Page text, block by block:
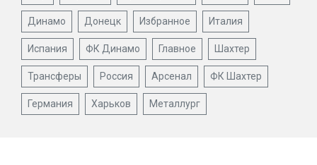
Динамо Донецк Избранное Италия
Испания ФК Динамо Главное Шахтер
Трансферы Россия Арсенал ФК Шахтер
Германия Харьков Металлург